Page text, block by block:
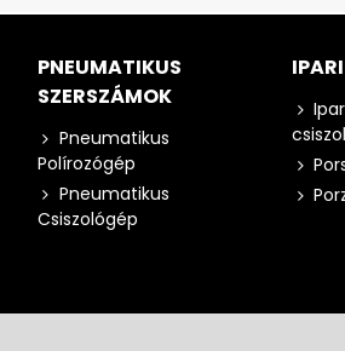
PNEUMATIKUS
SZERSZÁMOK
Pneumatikus
Polírozógép
Pneumatikus
Csiszológép